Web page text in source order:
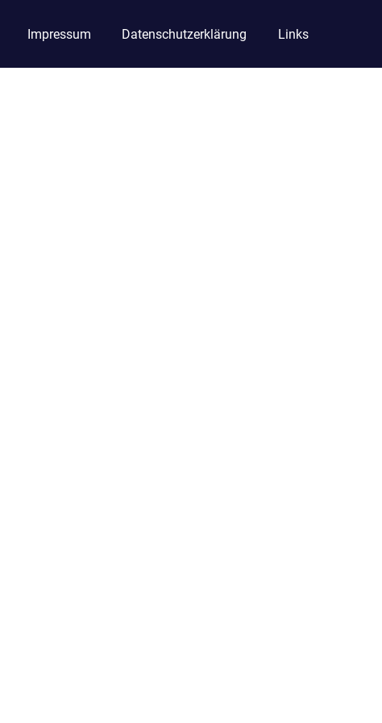
Impressum Datenschutzerklärung Links